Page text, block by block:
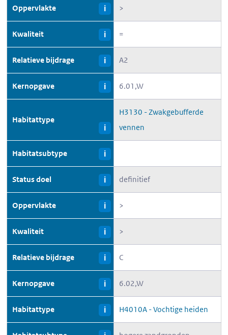
Oppervlakte i >
Kwaliteit i =
Relatieve bijdrage i A2
Kernopgave i 6.01,W
Habitattype
i
H3130 - Zwakgebufferde
vennen
Habitatsubtype i
Status doel i definitief
Oppervlakte i >
Kwaliteit i >
Relatieve bijdrage i C
Kernopgave i 6.02,W
Habitattype i H4010A - Vochtige heiden